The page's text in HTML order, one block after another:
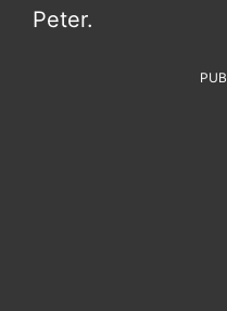
Peter.